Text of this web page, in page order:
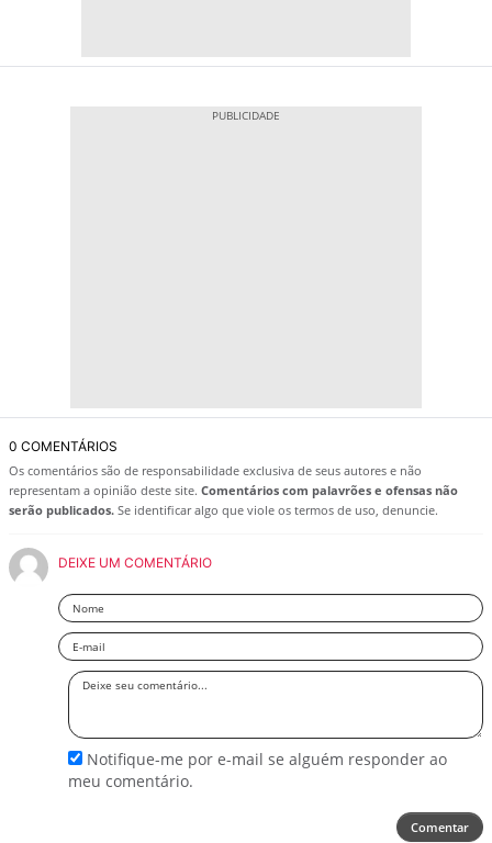
0 COMENTÁRIOS
Os comentários são de responsabilidade exclusiva de seus autores e não
representam a opinião deste site. Comentários com palavrões e ofensas não
serão publicados. Se identificar algo que viole os termos de uso, denuncie.
DEIXE UM COMENTÁRIO
Nome
Email
Deixe
Notifique-me por e-mail se alguém responder ao
meu comentário.
Comentar